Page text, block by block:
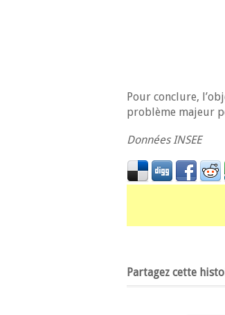
Pour conclure,
problème majeur
Données INSEE
Partagez cette